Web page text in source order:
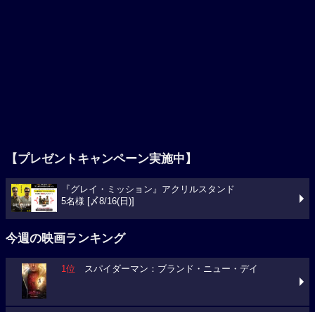
【プレゼントキャンペーン実施中】
『グレイ・ミッション』アクリルスタンド
5名様 [〆8/16(日)]
今週の映画ランキング
1位 スパイダーマン：ブランド・ニュー・デイ